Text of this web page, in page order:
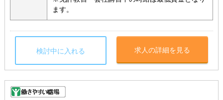
ます。
検討中に入れる 求人の詳細を見る